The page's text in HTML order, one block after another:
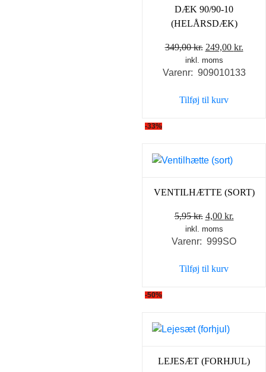
DÆK 90/90-10
(HELÅRSDÆK)
349,00kr. Den
oprindelige
pris
349,00 kr..
249,00 kr.
pris
inkl. moms
Varenr: 909010133
Tilføj til kurv
-33%
VENTILHÆTTE (SORT)
5,95kr. Den
oprindelige
pris
5,95 kr..
4,00 kr.
pris
inkl. moms
Varenr: 999SO
Tilføj til kurv
-50%
LEJESÆT (FORHJUL)